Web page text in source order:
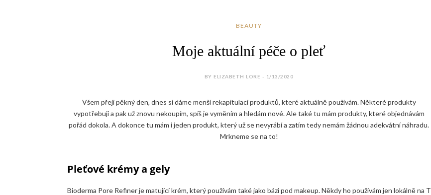
BEAUTY
Moje aktuální péče o pleť
BY ELIZABETH LORE - 1/13/2020
Všem přeji pěkný den, dnes si dáme menší rekapitulaci produktů, které aktuálně používám. Některé produkty
vypotřebuji a pak už znovu nekoupím, spíš je vyměním a hledám nové. Ale také tu mám produkty, které objednávám
pořád dokola. A dokonce tu mám i jeden produkt, který už se nevyrábí a zatím tedy nemám žádnou adekvátní náhradu.
Mrkneme se na to!
Pleťové krémy a gely
Bioderma Pore Refiner je matující krém, který používám také jako bázi pod makeup. Někdy ho používám jen lokálně na T